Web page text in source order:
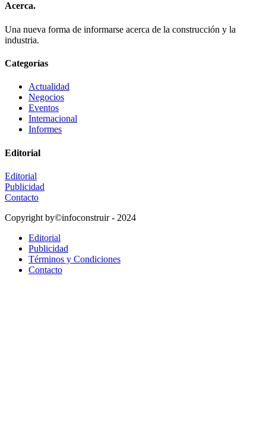
Acerca.
Una nueva forma de informarse acerca de la construcción y la
industria.
Categorías
Actualidad
Negocios
Eventos
Internacional
Informes
Editorial
Editorial
Publicidad
Contacto
Copyright by©infoconstruir - 2024
Editorial
Publicidad
Términos y Condiciones
Contacto